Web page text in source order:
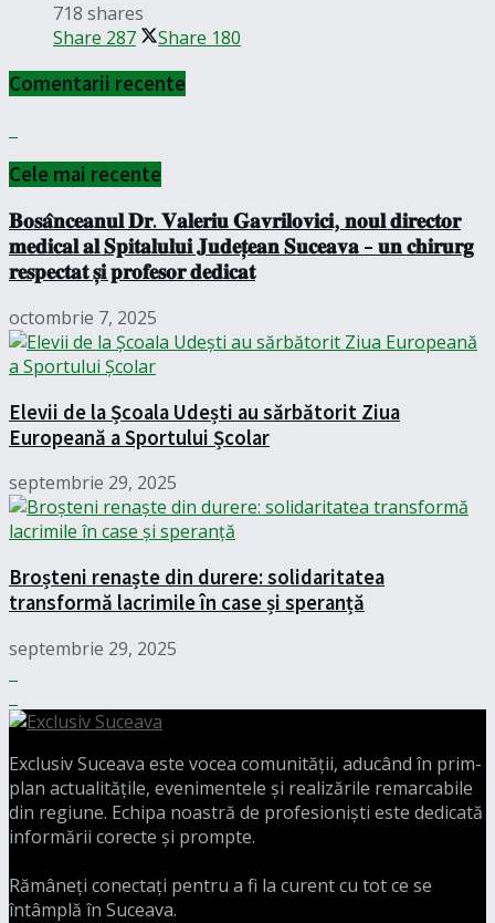
718 shares
Share 287 Share 180
Comentarii recente
Cele mai recente
𝐁𝐨𝐬𝐚̂𝐧𝐜𝐞𝐚𝐧𝐮𝐥 𝐃𝐫. 𝐕𝐚𝐥𝐞𝐫𝐢𝐮 𝐆𝐚𝐯𝐫𝐢𝐥𝐨𝐯𝐢𝐜𝐢, 𝐧𝐨𝐮𝐥 𝐝𝐢𝐫𝐞𝐜𝐭𝐨𝐫
𝐦𝐞𝐝𝐢𝐜𝐚𝐥 𝐚𝐥 𝐒𝐩𝐢𝐭𝐚𝐥𝐮𝐥𝐮𝐢 𝐉𝐮𝐝𝐞𝐭̦𝐞𝐚𝐧 𝐒𝐮𝐜𝐞𝐚𝐯𝐚 – 𝐮𝐧 𝐜𝐡𝐢𝐫𝐮𝐫𝐠
𝐫𝐞𝐬𝐩𝐞𝐜𝐭𝐚𝐭 𝐬̦𝐢 𝐩𝐫𝐨𝐟𝐞𝐬𝐨𝐫 𝐝𝐞𝐝𝐢𝐜𝐚𝐭
octombrie 7, 2025
Elevii de la Școala Udești au sărbătorit Ziua
Europeană a Sportului Școlar
septembrie 29, 2025
Broșteni renaște din durere: solidaritatea
transformă lacrimile în case și speranță
septembrie 29, 2025
Exclusiv Suceava este vocea comunității, aducând în prim-
plan actualitățile, evenimentele și realizările remarcabile
din regiune. Echipa noastră de profesioniști este dedicată
informării corecte și prompte.
Rămâneți conectați pentru a fi la curent cu tot ce se
întâmplă în Suceava.